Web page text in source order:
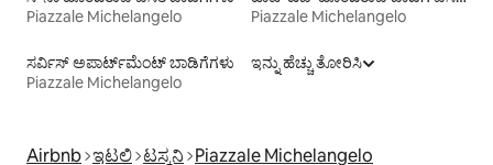
Piazzale Michelangelo
Piazzale Michelangelo
ಸರ್ವಿಸ್ ಅಪಾರ್ಟ್‌ಮೆಂಟ್ ಬಾಡಿಗೆಗಳು
Piazzale Michelangelo
ಇನ್ನು ಹೆಚ್ಚು ತೋರಿಸಿ
Airbnb ಇಟಲಿ ಟಸ್ಕನಿ Piazzale Michelangelo